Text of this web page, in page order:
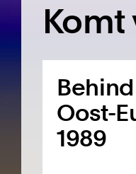
Komt
Oost-
1989